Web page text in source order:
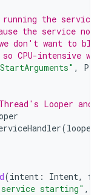
the
the service
don't want to
CPU-intensive
,
Looper
(looper
(intent : Intent,
starting" ,